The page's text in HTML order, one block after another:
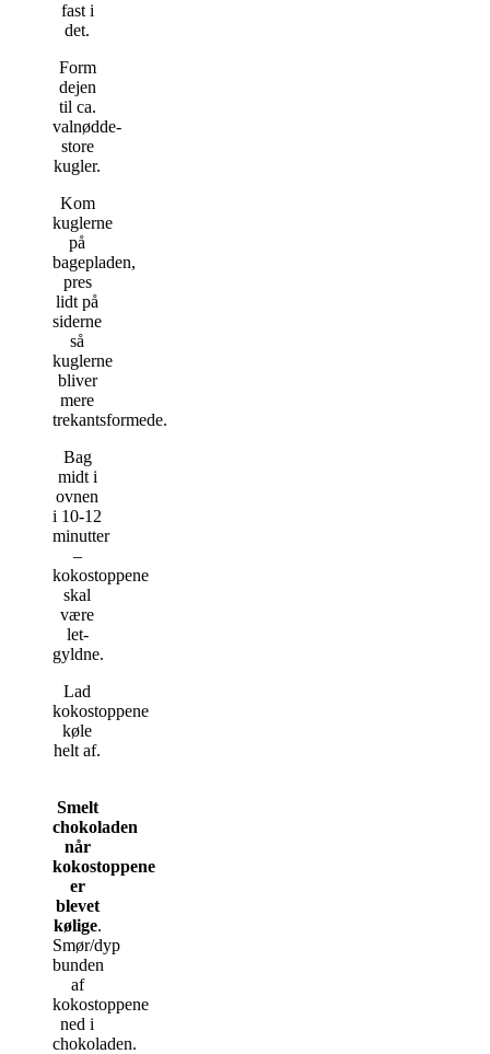
fast i
det.
Form
dejen
til ca.
valnødde-
store
kugler.
Kom
kuglerne
på
bagepladen,
pres
lidt på
siderne
så
kuglerne
bliver
mere
trekantsformede.
Bag
midt i
ovnen
i 10-12
minutter
–
kokostoppene
skal
være
let-
gyldne.
Lad
kokostoppene
køle
helt af.
Smelt
chokoladen
når
kokostoppene
er
blevet
kølige.
Smør/dyp
bunden
af
kokostoppene
ned i
chokoladen.